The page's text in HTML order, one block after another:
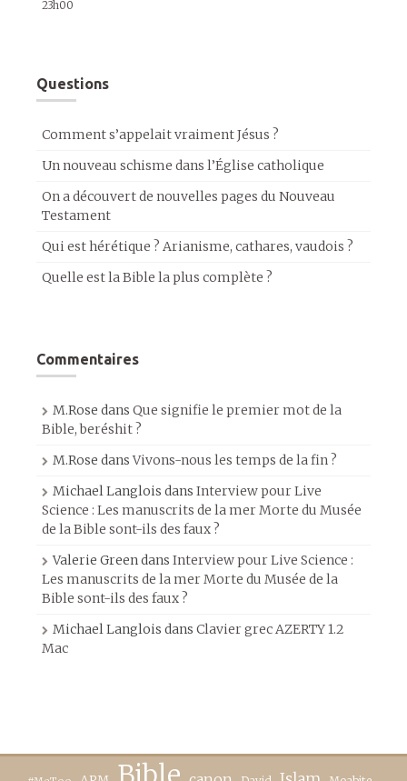
23h00
Questions
Comment s’appelait vraiment Jésus ?
Un nouveau schisme dans l’Église catholique
On a découvert de nouvelles pages du Nouveau
Testament
Qui est hérétique ? Arianisme, cathares, vaudois ?
Quelle est la Bible la plus complète ?
Commentaires
M.Rose dans Que signifie le premier mot de la
Bible, beréshit ?
M.Rose dansVivons-nous les temps de la fin ?
Michael Langlois dans Interview pour Live
Science : Les manuscrits de la mer Morte du Musée
de la Bible sont-ils des faux ?
Valerie Greendans Interview pour Live Science :
Les manuscrits de la mer Morte du Musée de la
Bible sont-ils des faux ?
Michael Langlois dans Clavier grec AZERTY 1.2
Mac